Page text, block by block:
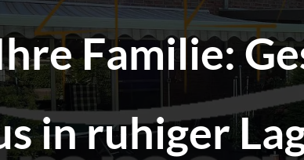
Familie:
in ruhiger